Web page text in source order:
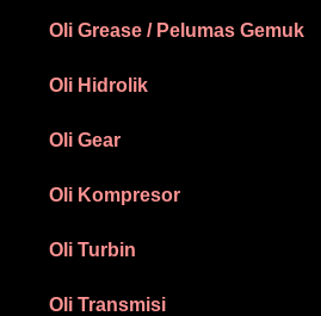
Oli Grease / Pelumas Gemuk
Oli Hidrolik
Oli Gear
Oli Kompresor
Oli Turbin
Oli Transmisi